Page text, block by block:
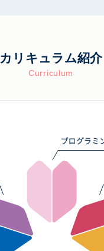
カリキュラム紹介
Curriculum